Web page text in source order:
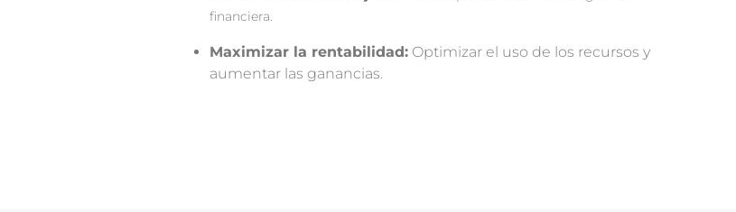
financiera.
Maximizar la rentabilidad: Optimizar el uso de los recursos y
aumentar las ganancias.